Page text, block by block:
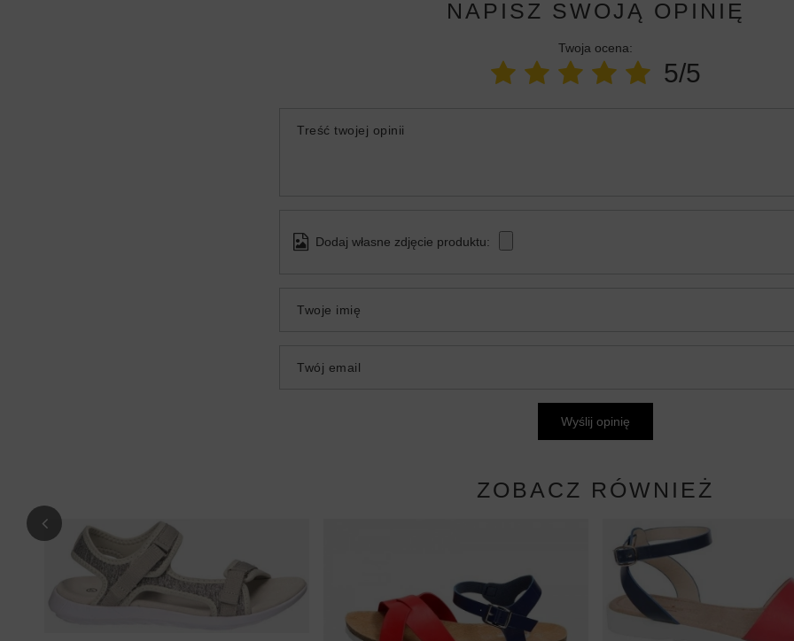
NAPISZ SWOJĄ OPINIĘ
Twoja ocena:
5/5
Treść twojej opinii
Dodaj własne zdjęcie produktu:
Twoje imię
Twój email
Wyślij opinię
ZOBACZ RÓWNIEŻ